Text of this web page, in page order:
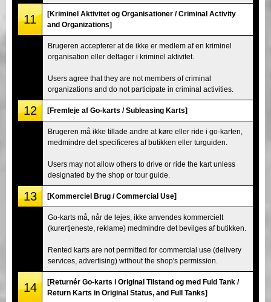
11
[Kriminel Aktivitet og Organisationer / Criminal Activity
and Organizations]
Brugeren accepterer at de ikke er medlem af en kriminel
organisation eller deltager i kriminel aktivitet.
Users agree that they are not members of criminal
organizations and do not participate in criminal activities.
12 [Fremleje af Go-karts / Subleasing Karts]
Brugeren må ikke tillade andre at køre eller ride i go-karten,
medmindre det specificeres af butikken eller turguiden.
Users may not allow others to drive or ride the kart unless
designated by the shop or tour guide.
13 [Kommerciel Brug / Commercial Use]
Go-karts må, når de lejes, ikke anvendes kommercielt
(kurertjeneste, reklame) medmindre det bevilges af butikken.
Rented karts are not permitted for commercial use (delivery
services, advertising) without the shop's permission.
14
[Returnér Go-karts i Original Tilstand og med Fuld Tank /
Return Karts in Original Status, and Full Tanks]